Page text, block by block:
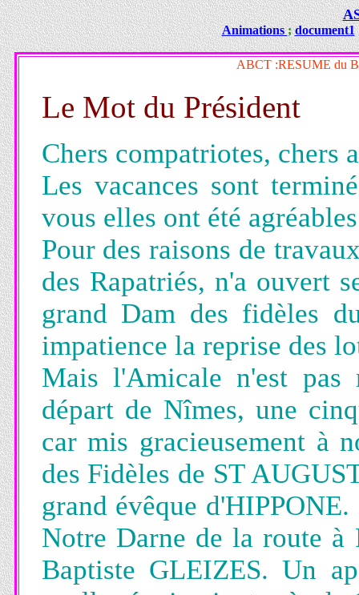
Animations;document1
ABCT :RESUME du
Le Mot du Président
Chers compatriotes, chers
Les vacances sont
vous elles ont été
Pour des raisons de
des Rapatriés, n'a ouvert
grand Dam des fidèles
impatience la reprise des
Mais l'Amicale n'est
départ de Nîmes, une
car mis gracieusement à
des Fidèles de ST
grand évêque
Notre Darne de la route à
Baptiste GLEIZES. Un